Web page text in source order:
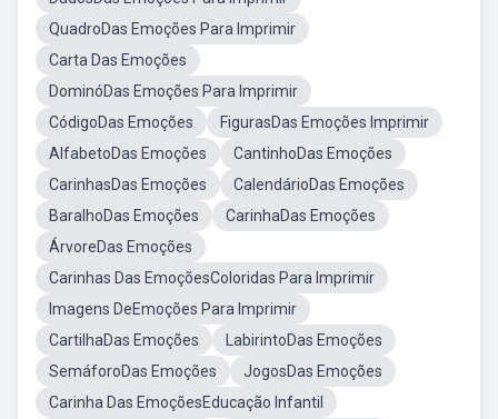
QuadroDas Emoções Para Imprimir
Carta Das Emoções
DominóDas Emoções Para Imprimir
CódigoDas Emoções
FigurasDas Emoções Imprimir
AlfabetoDas Emoções
CantinhoDas Emoções
CarinhasDas Emoções
CalendárioDas Emoções
BaralhoDas Emoções
CarinhaDas Emoções
ÁrvoreDas Emoções
Carinhas Das EmoçõesColoridas Para Imprimir
Imagens DeEmoções Para Imprimir
CartilhaDas Emoções
LabirintoDas Emoções
SemáforoDas Emoções
JogosDas Emoções
Carinha Das EmoçõesEducação Infantil